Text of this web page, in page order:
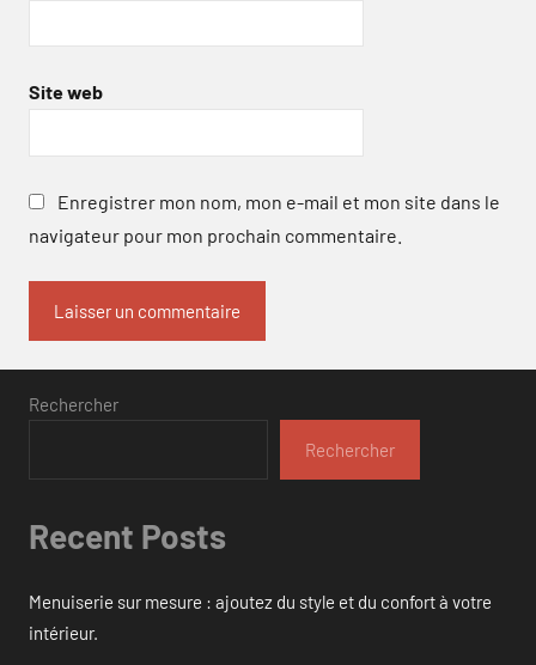
Site web
Enregistrer mon nom, mon e-mail et mon site dans le
navigateur pour mon prochain commentaire.
Rechercher
Rechercher
Recent Posts
Menuiserie sur mesure : ajoutez du style et du confort à votre
intérieur.